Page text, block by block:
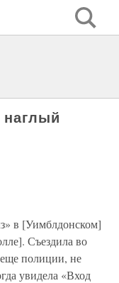
в [Уимблдонском]
Съездила во
полиции, не
увидела «Вход